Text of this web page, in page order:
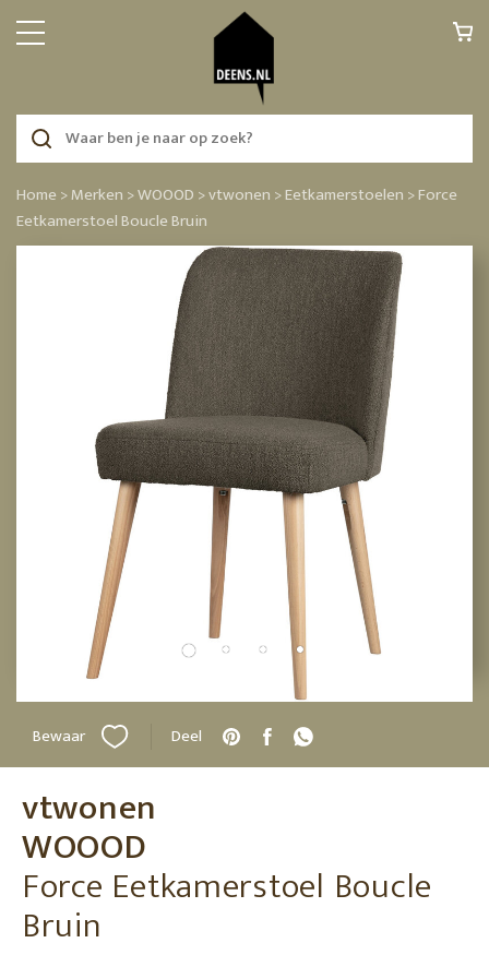
Home >Merken >WOOOD >vtwonen >Eetkamerstoelen >Force
Eetkamerstoel Boucle Bruin
Bewaar Deel
vtwonen
WOOOD
Force Eetkamerstoel Boucle
Bruin